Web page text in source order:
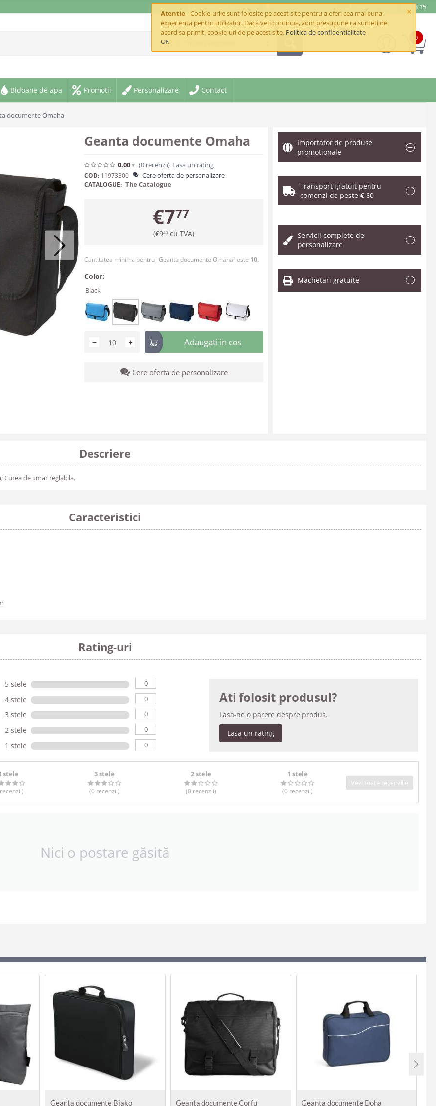
×
Atentie
Cookie-urile sunt folosite pe acest site pentru a oferi cea mai buna
experienta pentru utilizator. Daca veti continua, vom presupune ca sunteti de
acord sa primiti cookie-uri de pe acest site. Politica de confidentialitate
OK
office@betaimpex.ro Mobil: +40 722 287 335 Telefon: +40 21 320 03 15
0
Bidoane de apa Promotii Personalizare Contact
documente Omaha
Geanta documente Omaha
0.00 (0 recenzii) Lasa un rating
COD: 11973300 Cere oferta de personalizare
CATALOGUE: The Catalogue
€777
(€940 cu TVA)
Cantitatea minima pentru "Geanta documente Omaha" este 10.
Color:
Black
+
− Adaugati in cos
Cere oferta de personalizare
Importator de produse
promotionale
Transport gratuit pentru
comenzi de peste € 80
Servicii complete de
personalizare
Machetari gratuite
Descriere
Curea de umar reglabila.
Caracteristici
Rating-uri
5 stele 0
4 stele 0
3 stele 0
2 stele 0
1 stele 0
Ati folosit produsul?
Lasa-ne o parere despre produs.
Lasa un rating
stele
recenzii)
3 stele
(0 recenzii)
2 stele
(0 recenzii)
1 stele
(0 recenzii)
Vezi toate recenziile
Nici o postare găsită
Geanta documente Biako Geanta documente Corfu Geanta documente Doha